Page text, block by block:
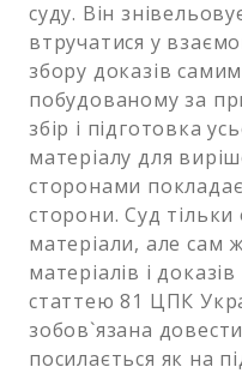
суду. Він
втручатися у
збору доказів
побудованому за
збір і підготовка
матеріалу для
сторонами
сторони. Суд
матеріали, але сам
матеріалів і
статтею 81 ЦПК
зобов`язана
посилається як на